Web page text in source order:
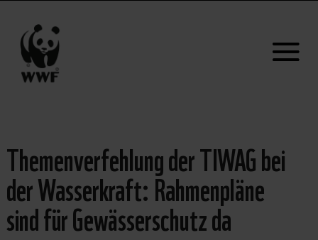
Themenverfehlung der TIWAG bei
der Wasserkraft: Rahmenpläne
sind für Gewässerschutz da